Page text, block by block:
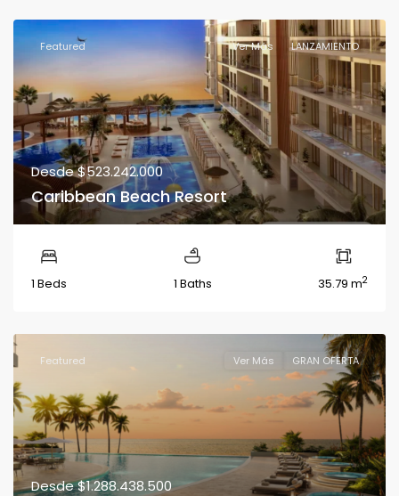
Featured Ver Más LANZAMIENTO
Desde$523.242.000
Caribbean Beach Resort
1 Beds 1 Baths 35.79 m2
Featured Ver Más GRAN OFERTA
Desde$1.288.438.500